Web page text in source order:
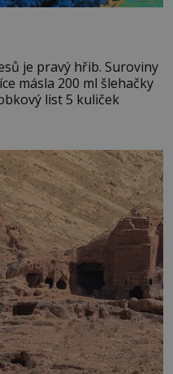
hřib. Suroviny
másla 200 ml šlehačky
list 5 kuliček